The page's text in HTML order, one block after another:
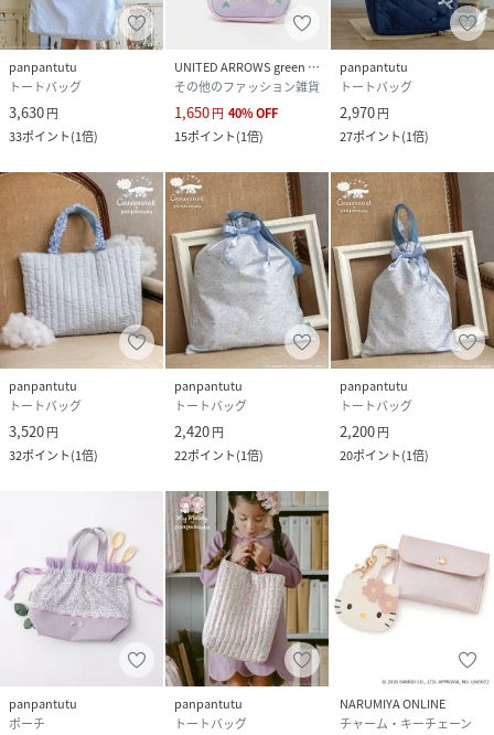
panpantutu
トートバッグ
3,630円
33ポイント(1倍)
UNITED ARROWS green label relaxing
その他のファッション雑貨
1,650円 40%OFF
15ポイント(1倍)
panpantutu
トートバッグ
2,970円
27ポイント(1倍)
panpantutu
トートバッグ
3,520円
32ポイント(1倍)
panpantutu
トートバッグ
2,420円
22ポイント(1倍)
panpantutu
トートバッグ
2,200円
20ポイント(1倍)
panpantutu
ポーチ
panpantutu
トートバッグ
NARUMIYA ONLINE
チャーム・キーチェーン